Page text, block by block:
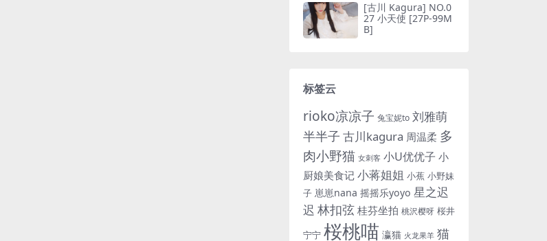
推特叫什么)
[古川 Kagura] NO.0
27 小天使 [27P-99M
B]
标签云
rioko凉凉子 兔宝妮to 刘雅萌
半半子 古川kagura 周温柔 多
肉小野猫 女刺客 小U优优子 小
厨娘美食记 小蒋姐姐 小蕉 小野妹
子 崽崽nana 摇摇乐yoyo 星之迟
迟 林扣弦 桂芬坐拍 桃沢樱呀 桜井
宁宁 桜桃喵 瀛猫 火龙果羊 猫